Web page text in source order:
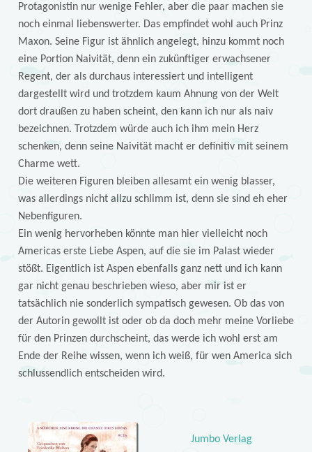
Protagonistin nur wenige Fehler, aber die paar machen sie
noch einmal liebenswerter. Das empfindet wohl auch Prinz
Maxon. Seine Figur ist ähnlich angelegt, hinzu kommt noch
eine Portion Naivität, denn ein zukünftiger erwachsener
Regent, der als durchaus interessiert und intelligent
dargestellt wird und trotzdem kaum Ahnung von der Welt
dort draußen zu haben scheint, den kann ich nur als naiv
bezeichnen. Trotzdem würde auch ich ihm mein Herz
schenken, denn seine Naivität macht er definitiv mit seinem
Charme wett.
Die weiteren Figuren bleiben allesamt ein wenig blasser,
was allerdings nicht allzu schlimm ist, denn sie sind eh eher
Nebenfiguren.
Ein wenig hervorheben könnte man hier vielleicht noch
Americas erste Liebe Aspen, auf die sie im Palast wieder
stößt. Eigentlich ist Aspen ebenfalls ganz nett und ich kann
gar nicht genau beschrieben wieso, aber mir ist er
tatsächlich nie sonderlich sympatisch gewesen. Ob das von
der Autorin gewollt ist oder ob da doch mehr meine Vorliebe
für den Prinzen durchscheint, das werde ich wohl erst am
Ende der Reihe wissen, wenn ich weiß, für wen America sich
schlussendlich entscheiden wird.
Jumbo Verlag